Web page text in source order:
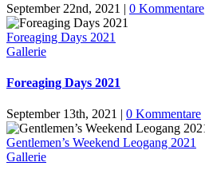
September 22nd, 2021 | 0 Kommentare
Foreaging Days 2021
Gallerie
Foreaging Days 2021
September 13th, 2021 | 0 Kommentare
Gentlemen’s Weekend Leogang 2021
Gallerie